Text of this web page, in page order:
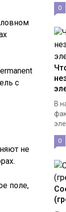
с
не
поле,
0
В
0